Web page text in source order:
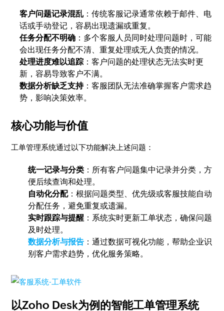
客户问题记录混乱 ：传统客服记录通常依赖于邮件、电
话或手动登记，容易出现遗漏或重复。
任务分配不明确 ：多个客服人员同时处理问题时，可能
会出现任务分配不清、重复处理或无人负责的情况。
处理进度难以追踪 ：客户问题的处理状态无法实时更
新，容易导致客户不满。
数据分析缺乏支持：客服团队无法准确掌握客户需求趋
势，影响决策效率。
核心功能与价值
工单管理系统通过以下功能解决上述问题：
统一记录与分类 ：所有客户问题集中记录并分类，方
便后续查询和处理。
自动化分配：根据问题类型、优先级或客服技能自动
分配任务，避免重复或遗漏。
实时跟踪与提醒 ：系统实时更新工单状态，确保问题
及时处理。
数据分析与报告 ：通过数据可视化功能，帮助企业识
别客户需求趋势，优化服务策略。
以Zoho Desk为例的智能工单管理系统